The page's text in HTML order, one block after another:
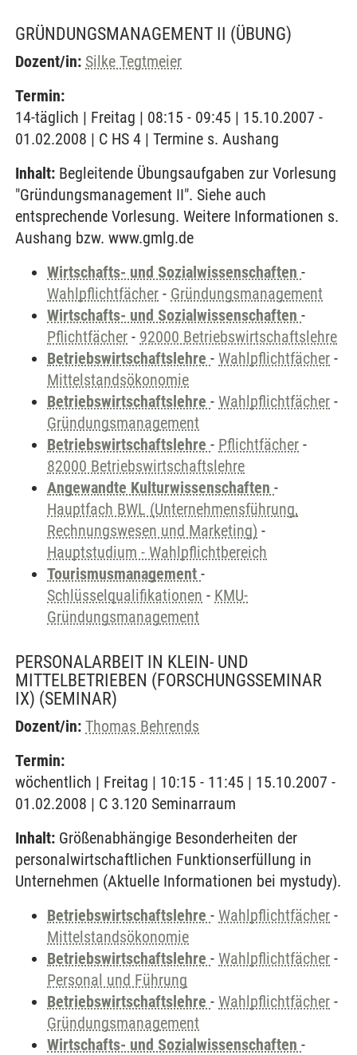
GRÜNDUNGSMANAGEMENT II (ÜBUNG)
Dozent/in: Silke Tegtmeier
Termin:
14-täglich | Freitag | 08:15 - 09:45 | 15.10.2007 -
01.02.2008 | C HS 4 | Termine s. Aushang
Inhalt: Begleitende Übungsaufgaben zur Vorlesung
"Gründungsmanagement II". Siehe auch
entsprechende Vorlesung. Weitere Informationen s.
Aushang bzw. www.gmlg.de
Wirtschafts- und Sozialwissenschaften -
Wahlpflichtfächer - Gründungsmanagement
Wirtschafts- und Sozialwissenschaften -
Pflichtfächer - 92000 Betriebswirtschaftslehre
Betriebswirtschaftslehre - Wahlpflichtfächer -
Mittelstandsökonomie
Betriebswirtschaftslehre - Wahlpflichtfächer -
Gründungsmanagement
Betriebswirtschaftslehre - Pflichtfächer -
82000 Betriebswirtschaftslehre
Angewandte Kulturwissenschaften -
Hauptfach BWL (Unternehmensführung,
Rechnungswesen und Marketing) -
Hauptstudium - Wahlpflichtbereich
Tourismusmanagement -
Schlüsselqualifikationen - KMU-
Gründungsmanagement
PERSONALARBEIT IN KLEIN- UND
MITTELBETRIEBEN (FORSCHUNGSSEMINAR
IX) (SEMINAR)
Dozent/in: Thomas Behrends
Termin:
wöchentlich | Freitag | 10:15 - 11:45 | 15.10.2007 -
01.02.2008 | C 3.120 Seminarraum
Inhalt: Größenabhängige Besonderheiten der
personalwirtschaftlichen Funktionserfüllung in
Unternehmen (Aktuelle Informationen bei mystudy).
Betriebswirtschaftslehre - Wahlpflichtfächer -
Mittelstandsökonomie
Betriebswirtschaftslehre - Wahlpflichtfächer -
Personal und Führung
Betriebswirtschaftslehre - Wahlpflichtfächer -
Gründungsmanagement
Wirtschafts- und Sozialwissenschaften -